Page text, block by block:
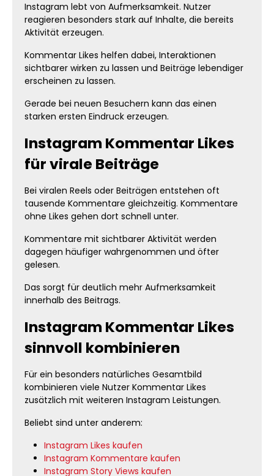
Instagram lebt von Aufmerksamkeit. Nutzer
reagieren besonders stark auf Inhalte, die bereits
Aktivität erzeugen.
Kommentar Likes helfen dabei, Interaktionen
sichtbarer wirken zu lassen und Beiträge lebendiger
erscheinen zu lassen.
Gerade bei neuen Besuchern kann das einen
starken ersten Eindruck erzeugen.
Instagram Kommentar Likes
für virale Beiträge
Bei viralen Reels oder Beiträgen entstehen oft
tausende Kommentare gleichzeitig. Kommentare
ohne Likes gehen dort schnell unter.
Kommentare mit sichtbarer Aktivität werden
dagegen häufiger wahrgenommen und öfter
gelesen.
Das sorgt für deutlich mehr Aufmerksamkeit
innerhalb des Beitrags.
Instagram Kommentar Likes
sinnvoll kombinieren
Für ein besonders natürliches Gesamtbild
kombinieren viele Nutzer Kommentar Likes
zusätzlich mit weiteren Instagram Leistungen.
Beliebt sind unter anderem:
Instagram Likes kaufen
Instagram Kommentare kaufen
Instagram Story Views kaufen